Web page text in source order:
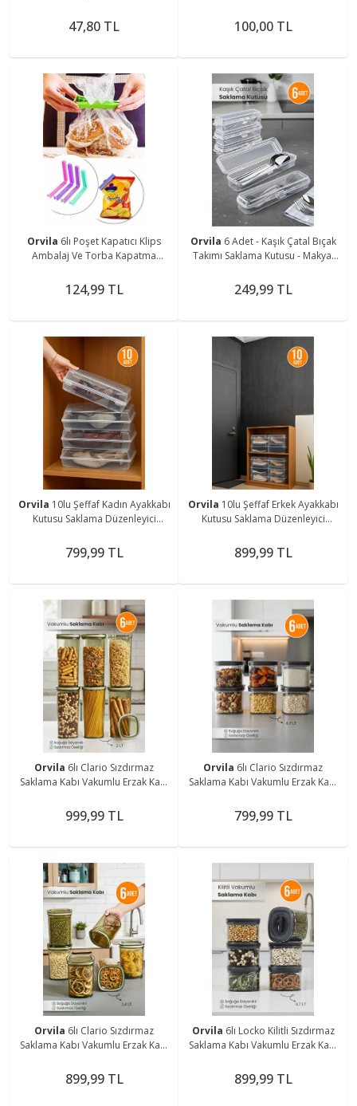
47,80 TL 100,00 TL
Orvila 6lı Poşet Kapatıcı Klips
Ambalaj Ve Torba Kapatma
124,99 TL
Orvila 6 Adet - Kaşık Çatal Bıçak
Takımı Saklama Kutusu - Makyaj
249,99 TL
Orvila 10lu Şeffaf Kadın Ayakkabı
Kutusu Saklama Düzenleyici
799,99 TL
Orvila 10lu Şeffaf Erkek Ayakkabı
Kutusu Saklama Düzenleyici
899,99 TL
Orvila 6lı Clario Sızdırmaz
Saklama Kabı Vakumlu Erzak Kabı
999,99 TL
Orvila 6lı Clario Sızdırmaz
Saklama Kabı Vakumlu Erzak Kabı
799,99 TL
Orvila 6lı Clario Sızdırmaz
Saklama Kabı Vakumlu Erzak Kabı
899,99 TL
Orvila 6lı Locko Kilitli Sızdırmaz
Saklama Kabı Vakumlu Erzak Kabı
899,99 TL